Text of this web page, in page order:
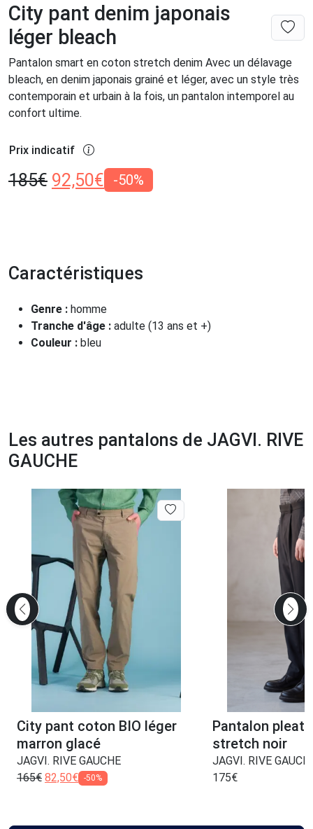
City pant denim japonais
léger bleach
Pantalon smart en coton stretch denim Avec un délavage
bleach, en denim japonais grainé et léger, avec un style très
contemporain et urbain à la fois, un pantalon intemporel au
confort ultime.
Prix indicatif
185€ 92,50€ -50%
Caractéristiques
Genre : homme
Tranche d'âge : adulte (13 ans et +)
Couleur : bleu
Les autres pantalons de JAGVI. RIVE
GAUCHE
City pant coton BIO léger
marron glacé
JAGVI. RIVE GAUCHE
165€ 82,50€ -50%
Pantalon
stretch noir
JAGVI. RIVE
175€